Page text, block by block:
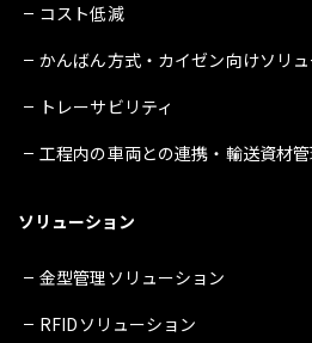
コスト低減
かんばん方式・カイゼン向けソリ
トレーサビリティ
工程内の車両との連携・輸送資材
ソリューション
金型管理ソリューション
RFIDソリューション